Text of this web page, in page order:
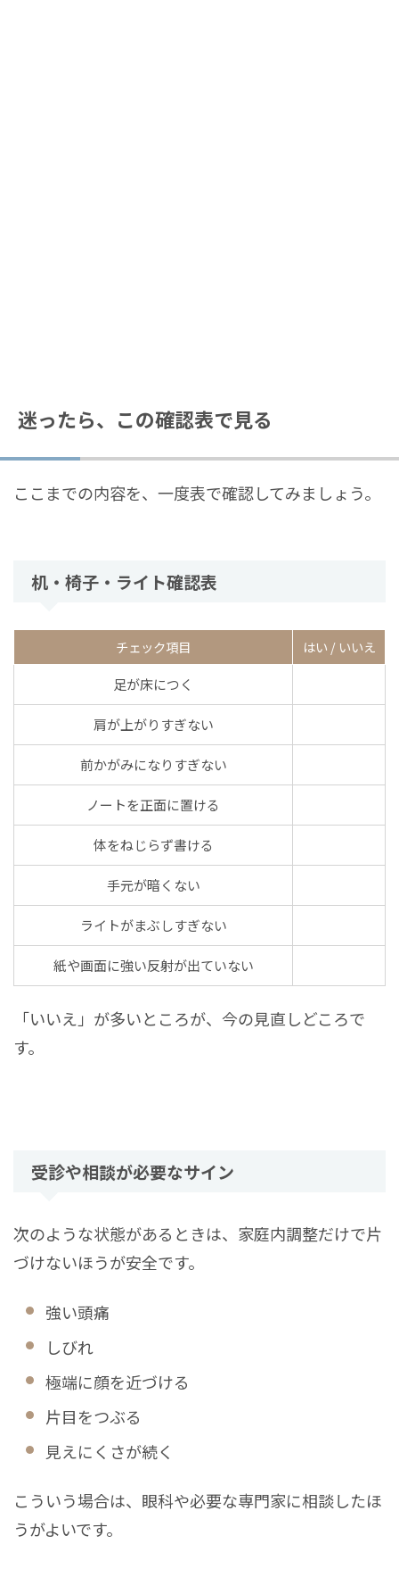
迷ったら、この確認表で見る
ここまでの内容を、一度表で確認してみましょう。
机・椅子・ライト確認表
チェック項目
はい / いいえ
足が床につく
肩が上がりすぎない
前かがみになりすぎない
ノートを正面に置ける
体をねじらず書ける
手元が暗くない
ライトがまぶしすぎない
紙や画面に強い反射が出ていない
「いいえ」が多いところが、今の見直しどころで
す。
受診や相談が必要なサイン
次のような状態があるときは、家庭内調整だけで片
づけないほうが安全です。
強い頭痛
しびれ
極端に顔を近づける
片目をつぶる
見えにくさが続く
こういう場合は、眼科や必要な専門家に相談したほ
うがよいです。